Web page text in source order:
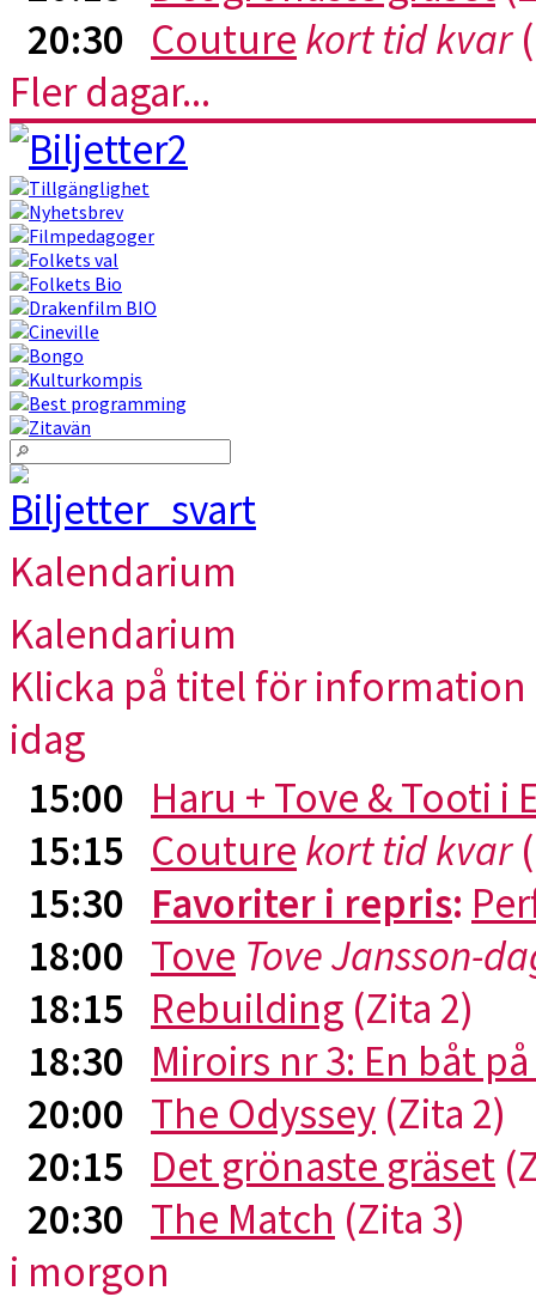
20:30 Couture kort tid kvar
Fler dagar...
Kalendarium
Kalendarium
Klicka på titel för
idag
15:00 Haru + Tove & Tooti i
15:15 Couture kort tid kvar
15:30 Favoriter i repris:
18:00 Tove Tove Jansson-
18:15 Rebuilding (Zita 2)
18:30 Miroirs nr 3: En båt
20:00 The Odyssey (Zita 2)
20:15 Det grönaste gräset
20:30 The Match (Zita 3)
i morgon